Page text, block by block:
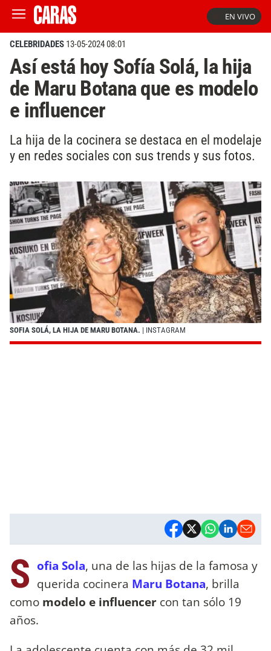
EN VIVO
CELEBRIDADES 13-05-2024 08:01
Así está hoy Sofía Solá, la hija
de Maru Botana que es modelo
e influencer
La hija de la cocinera se destaca en el modelaje
y en redes sociales con sus trends y sus fotos.
SOFIA SOLÁ, LA HIJA DE MARU BOTANA. | INSTAGRAM
S ofia Sola, una de las hijas de la famosa y
querida cocinera Maru Botana, brilla
como modelo e influencer con tan sólo 19
años.